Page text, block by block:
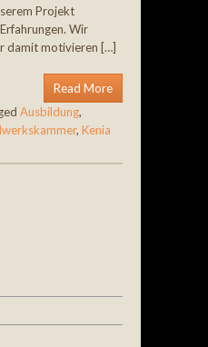
Projekt
Wir
damit motivieren […]
Read More
Ausbildung,
, Kenia